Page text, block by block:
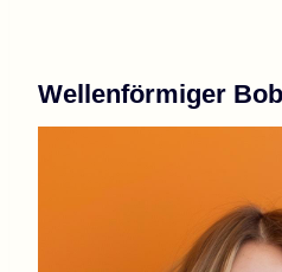
Wellenförmiger